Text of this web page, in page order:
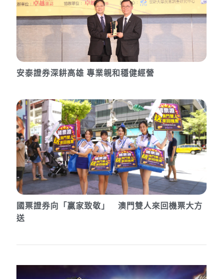
安泰證券深耕高雄 專業親和穩健經營
國票證券向「贏家致敬」 澳門雙人來回機票大方
送